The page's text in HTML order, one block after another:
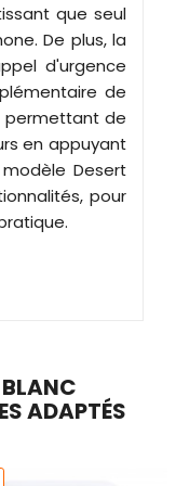
que seul
De plus, la
d'urgence
de
permettant de
en appuyant
Desert
pour
ADAPTÉS